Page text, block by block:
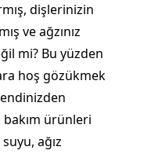
dişlerinizin
ve ağzınız
mi? Bu yüzden
hoş gözükmek
bakım ürünleri
ağız